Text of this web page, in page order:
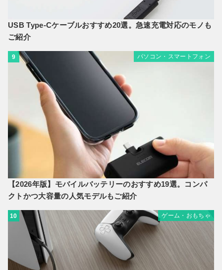
USB Type-Cケーブルおすすめ20選。急速充電対応のモノも
ご紹介
9 パソコン・スマートフォン
【2026年版】モバイルバッテリーのおすすめ19選。コンパ
クトかつ大容量の人気モデルもご紹介
10 ゲーム・おもちゃ